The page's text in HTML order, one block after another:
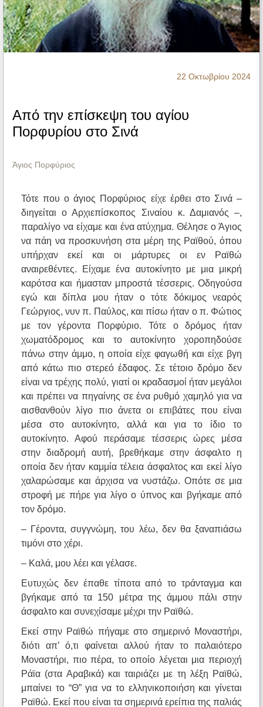
Ηχητικά
22 Οκτωβρίου 2024
Από την επίσκεψη του αγίου
Πορφυρίου στο Σινά
Άγιος Πορφύριος
Τότε που ο άγιος Πορφύριος είχε έρθει στο Σινά –
διηγείται ο Αρχιεπίσκοπος Σιναίου κ. Δαμιανός –,
παραλίγο να είχαμε και ένα ατύχημα. Θέλησε ο Άγιος
να πάη να προσκυνήση στα μέρη της Ραϊθού, όπου
υπήρχαν εκεί και οι μάρτυρες οι εν Ραϊθώ
αναιρεθέντες. Είχαμε ένα αυτοκίνητο με μια μικρή
καρότσα και ήμασταν μπροστά τέσσερις. Οδηγούσα
εγώ και δίπλα μου ήταν ο τότε δόκιμος νεαρός
Γεώργιος, νυν π. Παύλος, και πίσω ήταν ο π. Φώτιος
με τον γέροντα Πορφύριο. Τότε ο δρόμος ήταν
χωματόδρομος και το αυτοκίνητο χοροπηδούσε
πάνω στην άμμο, η οποία είχε φαγωθή και είχε βγη
από κάτω πιο στερεό έδαφος. Σε τέτοιο δρόμο δεν
είναι να τρέχης πολύ, γιατί οι κραδασμοί ήταν μεγάλοι
και πρέπει να πηγαίνης σε ένα ρυθμό χαμηλό για να
αισθανθούν λίγο πιο άνετα οι επιβάτες που είναι
μέσα στο αυτοκίνητο, αλλά και για το ίδιο το
αυτοκίνητο. Αφού περάσαμε τέσσερις ώρες μέσα
στην διαδρομή αυτή, βρεθήκαμε στην άσφαλτο η
οποία δεν ήταν καμμία τέλεια άσφαλτος και εκεί λίγο
χαλαρώσαμε και άρχισα να νυστάζω. Οπότε σε μια
στροφή με πήρε για λίγο ο ύπνος και βγήκαμε από
τον δρόμο.
– Γέροντα, συγγνώμη, του λέω, δεν θα ξαναπιάσω
τιμόνι στο χέρι.
– Καλά, μου λέει και γέλασε.
Ευτυχώς δεν έπαθε τίποτα από το τράνταγμα και
βγήκαμε από τα 150 μέτρα της άμμου πάλι στην
άσφαλτο και συνεχίσαμε μέχρι την Ραϊθώ.
Εκεί στην Ραϊθώ πήγαμε στο σημερινό Μοναστήρι,
διότι απ’ ό,τι φαίνεται αλλού ήταν το παλαιότερο
Μοναστήρι, πιο πέρα, το οποίο λέγεται μια περιοχή
Ράϊα (στα Αραβικά) και ταιριάζει με τη λέξη Ραϊθώ,
μπαίνει το “Θ” για να το ελληνικοποιήση και γίνεται
Ραϊθώ. Εκεί που είναι τα σημερινά ερείπια της παλιάς